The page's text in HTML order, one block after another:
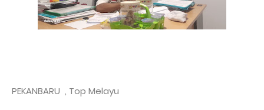
PEKANBARU , Top Melayu